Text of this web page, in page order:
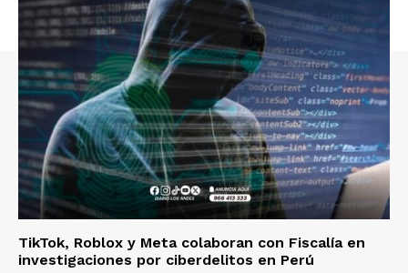
TikTok, Roblox y Meta colaboran con Fiscalía en
investigaciones por ciberdelitos en Perú